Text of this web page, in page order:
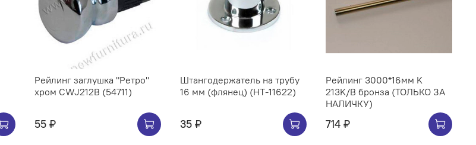
Рейлинг заглушка "Ретро"
хром CWJ212B (54711)
55 ₽
Штангодержатель на трубу
16 мм (флянец) (НТ-11622)
35 ₽
Рейлинг 3000*16мм K
213K/B бронза (ТОЛЬКО ЗА
НАЛИЧКУ)
714 ₽